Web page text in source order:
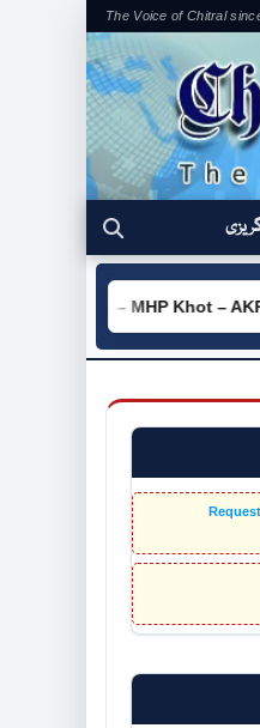
The Voice of Chitral
(RFQ) – MHP Khot – AKRSP